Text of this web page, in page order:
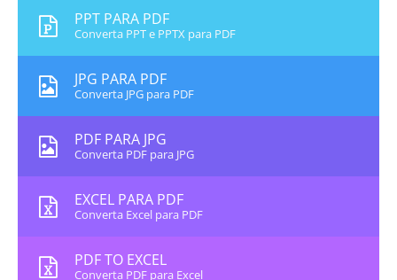
PPT PARA PDF
Converta PPT e PPTX para PDF
JPG PARA PDF
Converta JPG para PDF
PDF PARA JPG
Converta PDF para JPG
EXCEL PARA PDF
Converta Excel para PDF
PDF TO EXCEL
Converta PDF para Excel